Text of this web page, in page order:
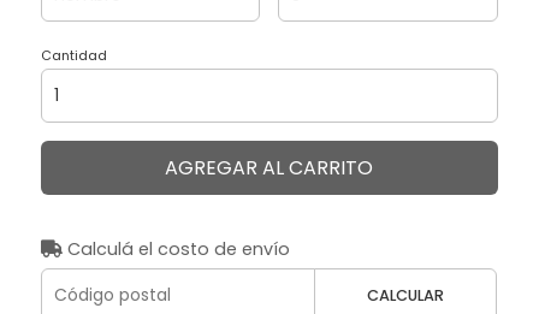
Cantidad
AGREGAR AL CARRITO
Calculá el costo de envío
CALCULAR